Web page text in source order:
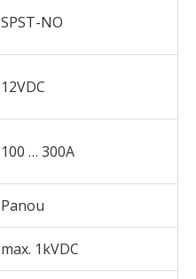
SPST-NO
12VDC
100 … 300A
Panou
max. 1kVDC